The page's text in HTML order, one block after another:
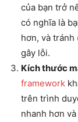
của bạn trở
có nghĩa là
hơn, và tránh
gây lỗi.
Kích thước
framework
trên trình
nhanh hơn